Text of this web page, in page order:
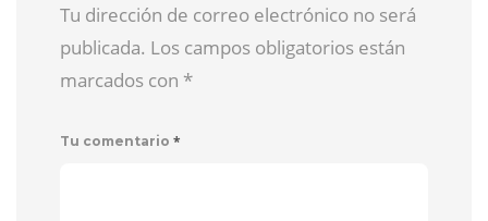
Tu dirección de correo electrónico no será
publicada. Los campos obligatorios están
marcados con *
Tu comentario *